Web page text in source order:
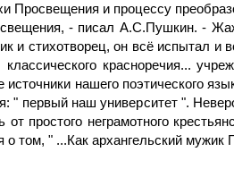
Просвещения и процессу
- писал А.С.Пушкин. -
и стихотворец, он всё испы­тал
красноречия...
нашего поэтического
первый наш университет ".
простого неграмотного
том, " ...Как архангельский